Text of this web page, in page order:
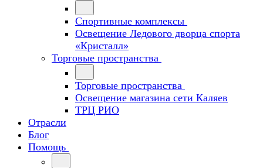
Спортивные комплексы
Освещение Ледового дворца спорта
«Кристалл»
Торговые пространства
Торговые пространства
Освещение магазина сети Каляев
ТРЦ РИО
Отрасли
Блог
Помощь